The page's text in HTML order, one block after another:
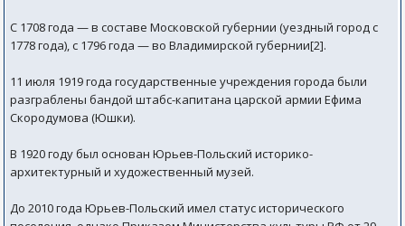
С 1708 года — в составе Московской губернии (уездный город с
1778 года), с 1796 года — во Владимирской губернии[2].
11 июля 1919 года государственные учреждения города были
разграблены бандой штабс-капитана царской армии Ефима
Скородумова (Юшки).
В 1920 году был основан Юрьев-Польский историко-
архитектурный и художественный музей.
До 2010 года Юрьев-Польский имел статус исторического